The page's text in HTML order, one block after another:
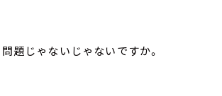
題じゃないじゃないですか。